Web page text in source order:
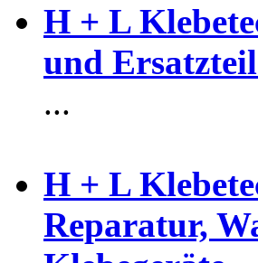
H + L
und
...
H + L
Reparatur,